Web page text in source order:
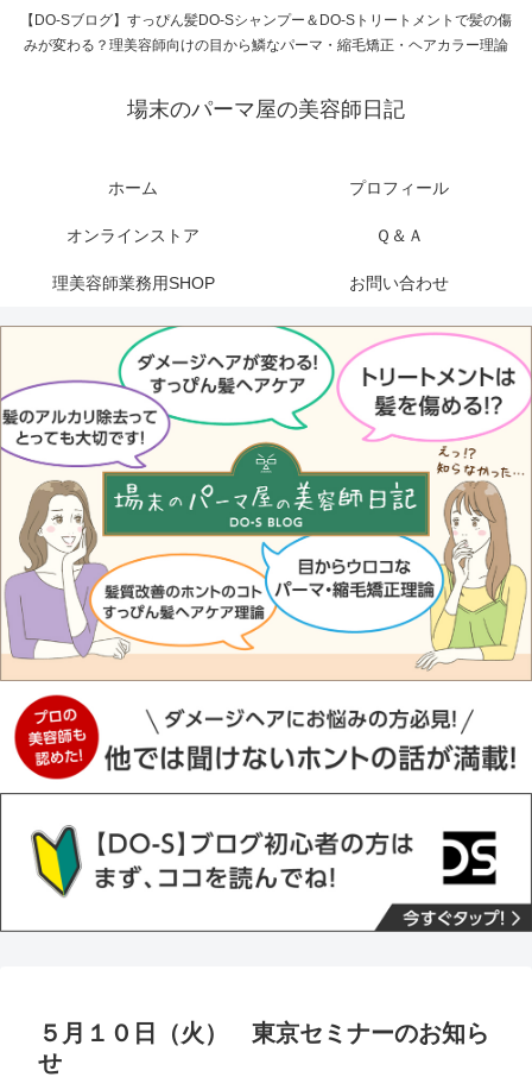
【DO-Sブログ】すっぴん髪DO-Sシャンプー＆DO-Sトリートメントで髪の傷
みが変わる？理美容師向けの目から鱗なパーマ・縮毛矯正・ヘアカラー理論
場末のパーマ屋の美容師日記
ホーム プロフィール
オンラインストア Ｑ＆Ａ
理美容師業務用SHOP お問い合わせ
５月１０日（火） 東京セミナーのお知ら
せ